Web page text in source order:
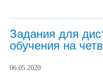
Задания для
обучения на
06.05.2020